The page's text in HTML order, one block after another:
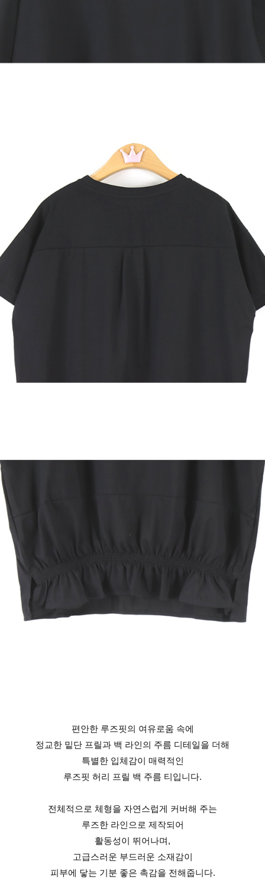
편안한 루즈핏의 여유로움 속에
정교한 밑단 프릴과 백 라인의 주름 디테일을 더해
특별한 입체감이 매력적인
루즈핏 허리 프릴 백 주름 티입니다.
전체적으로 체형을 자연스럽게 커버해 주는
루즈한 라인으로 제작되어
활동성이 뛰어나며,
고급스러운 부드러운 소재감이
피부에 닿는 기분 좋은 촉감을 전해줍니다.